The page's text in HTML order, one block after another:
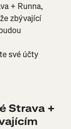
+ Runna,
zbývající
své účty
Strava +